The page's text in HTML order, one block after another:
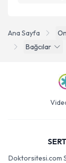
Ana Sayfa
Bağcılar
Doktorsitesi.com